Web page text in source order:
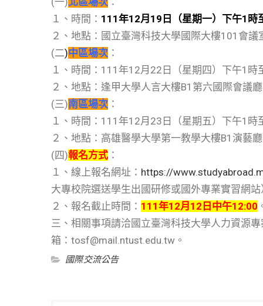
１、時間： 111年12月19日（星期一）下午1時
２、地點：國立臺灣科技大學國際大樓101會議
(二)中區場次 ：
１、時間：111年12月22日（星期四）下午1時
２、地點：逢甲大學人言大樓B1第六國際會議
(三)南區場次 ：
１、時間：111年12月23日（星期五）下午1時
２、地點：高雄醫學大學第一教學大樓B1演藝
(四)報名方式 ：
１、線上報名網址： https://
大專校院選送學生出國研修或國外專業實習網站
２、報名截止時間： 111年12月12日中午12:00
三、相關事項請洽國立臺灣科技大學人力資源
箱：tosf@mail.ntust.edu.tw。
國際交流公告